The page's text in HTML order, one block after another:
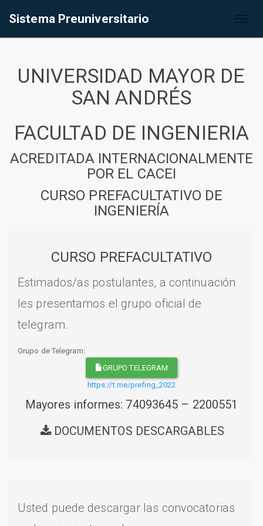
Sistema Preuniversitario
UNIVERSIDAD MAYOR DE
SAN ANDRÉS
FACULTAD DE INGENIERIA
ACREDITADA INTERNACIONALMENTE
POR EL CACEI
CURSO PREFACULTATIVO DE
INGENIERÍA
CURSO PREFACULTATIVO
Estimados/as postulantes, a continuación
les presentamos el grupo oficial de
telegram.
Grupo de Telegram:
GRUPO TELEGRAM
https://t.me/prefing_2022
Mayores informes: 74093645 – 2200551
DOCUMENTOS DESCARGABLES
Usted puede descargar las convocatorias